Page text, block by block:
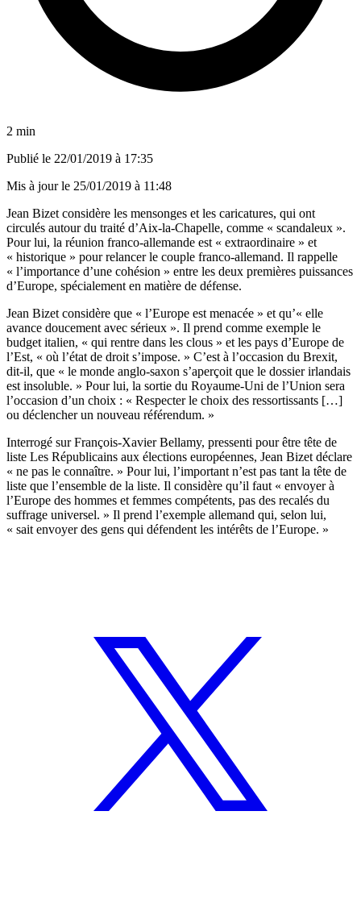
2 min
Publié le 22/01/2019 à 17:35
Mis à jour le 25/01/2019 à 11:48
Jean Bizet considère les mensonges et les caricatures, qui ont
circulés autour du traité d’Aix-la-Chapelle, comme « scandaleux ».
Pour lui, la réunion franco-allemande est « extraordinaire » et
« historique » pour relancer le couple franco-allemand. Il rappelle
« l’importance d’une cohésion » entre les deux premières puissances
d’Europe, spécialement en matière de défense.
Jean Bizet considère que « l’Europe est menacée » et qu’« elle
avance doucement avec sérieux ». Il prend comme exemple le
budget italien, « qui rentre dans les clous » et les pays d’Europe de
l’Est, « où l’état de droit s’impose. » C’est à l’occasion du Brexit,
dit-il, que « le monde anglo-saxon s’aperçoit que le dossier irlandais
est insoluble. » Pour lui, la sortie du Royaume-Uni de l’Union sera
l’occasion d’un choix : « Respecter le choix des ressortissants […]
ou déclencher un nouveau référendum. »
Interrogé sur François-Xavier Bellamy, pressenti pour être tête de
liste Les Républicains aux élections européennes, Jean Bizet déclare
« ne pas le connaître. » Pour lui, l’important n’est pas tant la tête de
liste que l’ensemble de la liste. Il considère qu’il faut « envoyer à
l’Europe des hommes et femmes compétents, pas des recalés du
suffrage universel. » Il prend l’exemple allemand qui, selon lui,
« sait envoyer des gens qui défendent les intérêts de l’Europe. »